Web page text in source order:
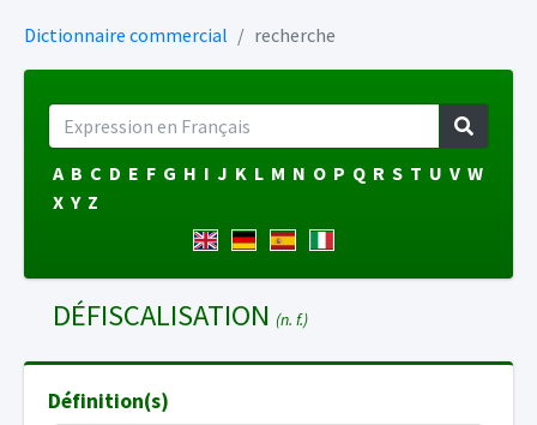
Dictionnaire commercial recherche
A B C D E F G H I J K L M N O P Q R S T U V W
X Y Z
DÉFISCALISATION (n. f.)
Définition(s)